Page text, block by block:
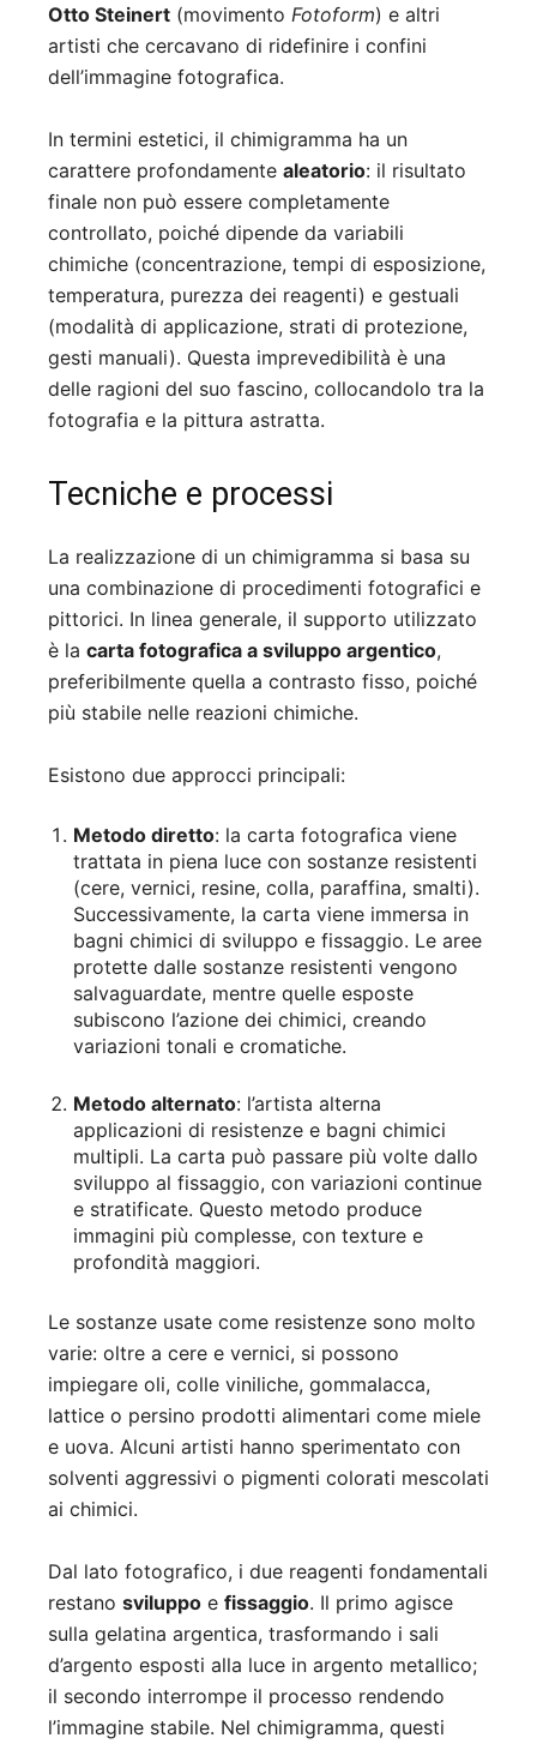
Otto Steinert (movimento Fotoform) e altri
artisti che cercavano di ridefinire i confini
dell’immagine fotografica.
In termini estetici, il chimigramma ha un
carattere profondamente aleatorio: il risultato
finale non può essere completamente
controllato, poiché dipende da variabili
chimiche (concentrazione, tempi di esposizione,
temperatura, purezza dei reagenti) e gestuali
(modalità di applicazione, strati di protezione,
gesti manuali). Questa imprevedibilità è una
delle ragioni del suo fascino, collocandolo tra la
fotografia e la pittura astratta.
Tecniche e processi
La realizzazione di un chimigramma si basa su
una combinazione di procedimenti fotografici e
pittorici. In linea generale, il supporto utilizzato
è la carta fotografica a sviluppo argentico,
preferibilmente quella a contrasto fisso, poiché
più stabile nelle reazioni chimiche.
Esistono due approcci principali:
Metodo diretto: la carta fotografica viene
trattata in piena luce con sostanze resistenti
(cere, vernici, resine, colla, paraffina, smalti).
Successivamente, la carta viene immersa in
bagni chimici di sviluppo e fissaggio. Le aree
protette dalle sostanze resistenti vengono
salvaguardate, mentre quelle esposte
subiscono l’azione dei chimici, creando
variazioni tonali e cromatiche.
Metodo alternato: l’artista alterna
applicazioni di resistenze e bagni chimici
multipli. La carta può passare più volte dallo
sviluppo al fissaggio, con variazioni continue
e stratificate. Questo metodo produce
immagini più complesse, con texture e
profondità maggiori.
Le sostanze usate come resistenze sono molto
varie: oltre a cere e vernici, si possono
impiegare oli, colle viniliche, gommalacca,
lattice o persino prodotti alimentari come miele
e uova. Alcuni artisti hanno sperimentato con
solventi aggressivi o pigmenti colorati mescolati
ai chimici.
Dal lato fotografico, i due reagenti fondamentali
restano sviluppo e fissaggio. Il primo agisce
sulla gelatina argentica, trasformando i sali
d’argento esposti alla luce in argento metallico;
il secondo interrompe il processo rendendo
l’immagine stabile. Nel chimigramma, questi